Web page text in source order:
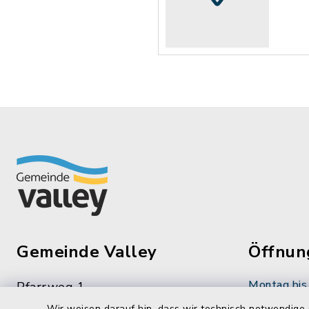
Gemeinde Valley
Pfarrweg 1
Montag